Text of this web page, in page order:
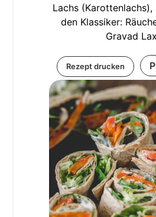
Lachs (Karottenlachs),
den Klassiker:
Gravad
Rezept drucken